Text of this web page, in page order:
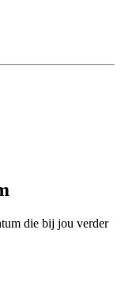
die bij jou verder